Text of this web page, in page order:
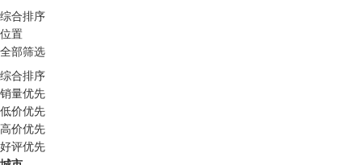
综合排序
位置
全部筛选
综合排序
销量优先
低价优先
高价优先
好评优先